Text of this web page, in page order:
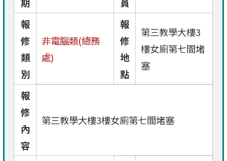
報
修
類
別
非電腦類(總務
處)
報
修
地
點
第三教學大樓3
樓女廁第七間堵
塞
報
修
內
容
第三教學大樓3樓女廁第七間堵塞